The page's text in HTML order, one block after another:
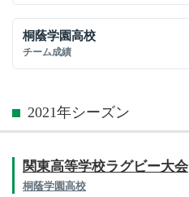
桐蔭学園高校
チーム成績
2021年シーズン
関東高等学校ラグビー大会
桐蔭学園高校